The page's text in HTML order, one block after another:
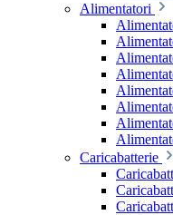
Alimentatori
Caricabatterie